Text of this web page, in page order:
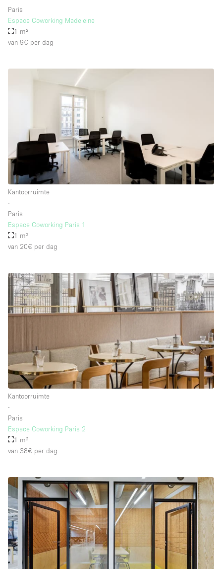
Paris
Espace Coworking Madeleine
1 m²
van 9€ per dag
Kantoorruimte
∙
Paris
Espace Coworking Paris 1
1 m²
van 20€ per dag
Kantoorruimte
∙
Paris
Espace Coworking Paris 2
1 m²
van 38€ per dag